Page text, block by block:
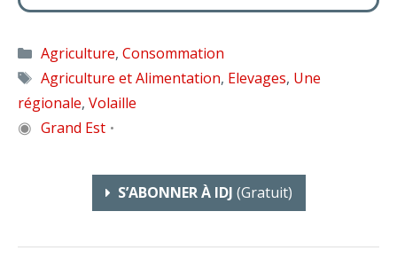
Catégories
Agriculture, Consommation
Étiquettes
Agriculture et Alimentation, Elevages, Une
régionale, Volaille
◉ Grand Est •
S’ABONNER À IDJ (gratuit)